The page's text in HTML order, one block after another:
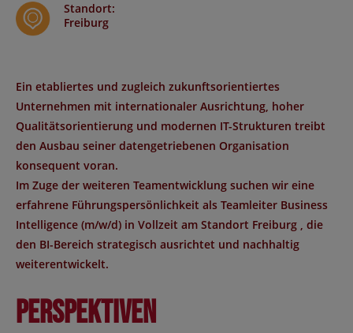
Standort:
Freiburg
Ein etabliertes und zugleich zukunftsorientiertes
Unternehmen mit internationaler Ausrichtung, hoher
Qualitätsorientierung und modernen IT-Strukturen treibt
den Ausbau seiner datengetriebenen Organisation
konsequent voran.
Im Zuge der weiteren Teamentwicklung suchen wir eine
erfahrene Führungspersönlichkeit als Teamleiter Business
Intelligence (m/w/d) in Vollzeit am Standort Freiburg , die
den BI-Bereich strategisch ausrichtet und nachhaltig
weiterentwickelt.
Perspektiven